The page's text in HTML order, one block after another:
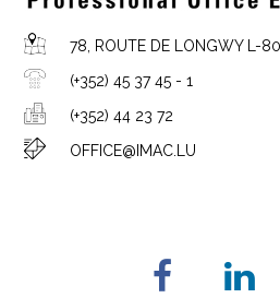
78, ROUTE DE LONGWY L-
(+352) 45 37 45 - 1
(+352) 44 23 72
OFFICE@IMAC.LU